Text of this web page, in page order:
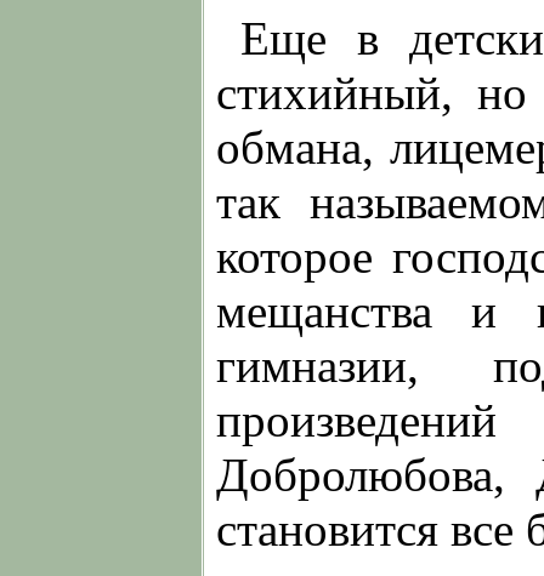
Еще в
стихийный, но
обмана,
так
которое
мещанства и
гимназии,
Добролюбова,
становится